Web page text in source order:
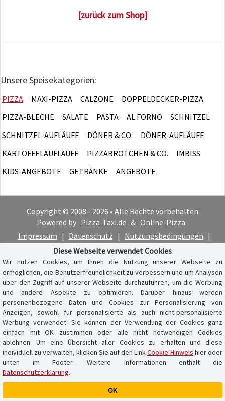
[zurück zum Shop]
Unsere Speisekategorien:
PIZZA MAXI-PIZZA CALZONE
DOPPELDECKER-PIZZA
PIZZA-BLECHE
SALATE PASTA AL FORNO
SCHNITZEL
SCHNITZEL-AUFLÄUFE
DÖNER & CO.
DÖNER-AUFLÄUFE
KARTOFFELAUFLÄUFE
PIZZABRÖTCHEN & CO.
IMBISS
KIDS-ANGEBOTE
GETRÄNKE ANGEBOTE
Copyright © 2008 - 2026 • Alle Rechte vorbehalten
Powered by Pizza-Taxi.de & Online-Pizza
Impressum | Datenschutz | Nutzungsbedingungen |
Cookie-Hinweis
Diese Webseite verwendet Cookies
Wir nutzen Cookies, um Ihnen die Nutzung unserer Webseite zu
ermöglichen, die Benutzerfreundlichkeit zu verbessern und um Analysen
über den Zugriff auf unserer Webseite durchzuführen, um die Werbung
und andere Aspekte zu optimieren. Darüber hinaus werden
personenbezogene Daten und Cookies zur Personalisierung von
Anzeigen, sowohl für personalisierte als auch nicht-personalisierte
Werbung verwendet. Sie können der Verwendung der Cookies ganz
einfach mit OK zustimmen oder alle nicht notwendigen Cookies
ablehnen. Um eine Übersicht aller Cookies zu erhalten und diese
individuell zu verwalten, klicken Sie auf den LinkCookie-Hinweis hier oder
unten im Footer. Weitere Informationen enthält die
Datenschutzerklärung.
OK